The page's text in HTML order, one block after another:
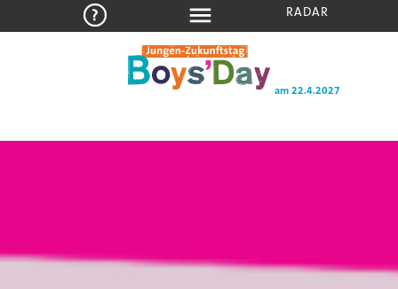
am 22.4.2027
RADAR